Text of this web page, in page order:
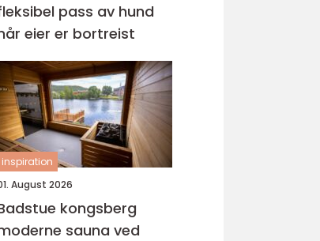
pass av hund
eier er bortreist
inspiration
August 2026
kongsberg
sauna ved